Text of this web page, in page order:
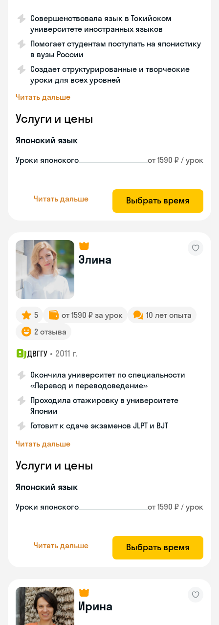
Совершенствовала язык в Токийском
университете иностранных языков
Помогает студентам поступать на японистику
в вузы России
Создает структурированные и творческие
уроки для всех уровней
Читать дальше
Услуги и цены
Японский язык
Уроки японского от 1590 ₽ / урок
Читать дальше Выбрать время
Элина
5 от 1590 ₽ за урок
10 лет опыта
2 отзыва
ДВГГУ • 2011 г.
Окончила университет по специальности
«Перевод и переводоведение»
Проходила стажировку в университете
Японии
Готовит к сдаче экзаменов JLPT и BJT
Читать дальше
Услуги и цены
Японский язык
Уроки японского от 1590 ₽ / урок
Читать дальше Выбрать время
Ирина